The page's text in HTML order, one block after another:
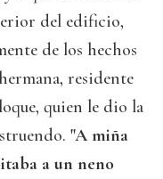
del edificio,
de los hechos
residente
quien le dio la
"A miña
a un neno